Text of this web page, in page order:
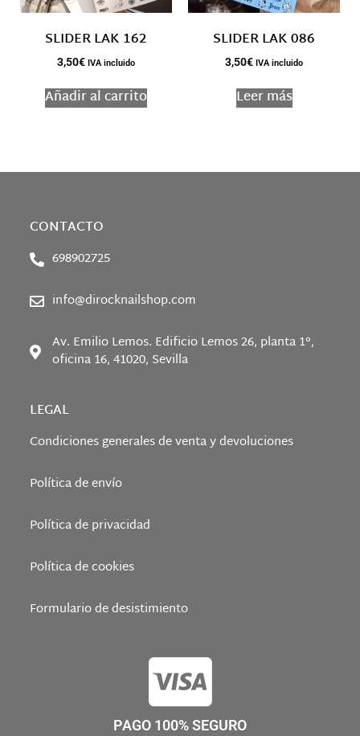
SLIDER LAK 162
3,50€ IVA incluido
Añadir al carrito
SLIDER LAK 086
3,50€ IVA incluido
Leer más
CONTACTO
698902725
info@dirocknailshop.com
Av. Emilio Lemos. Edificio Lemos 26, planta 1°,
oficina 16, 41020, Sevilla
LEGAL
Condiciones generales de venta y devoluciones
Política de envío
Política de privacidad
Política de cookies
Formulario de desistimiento
PAGO 100% SEGURO